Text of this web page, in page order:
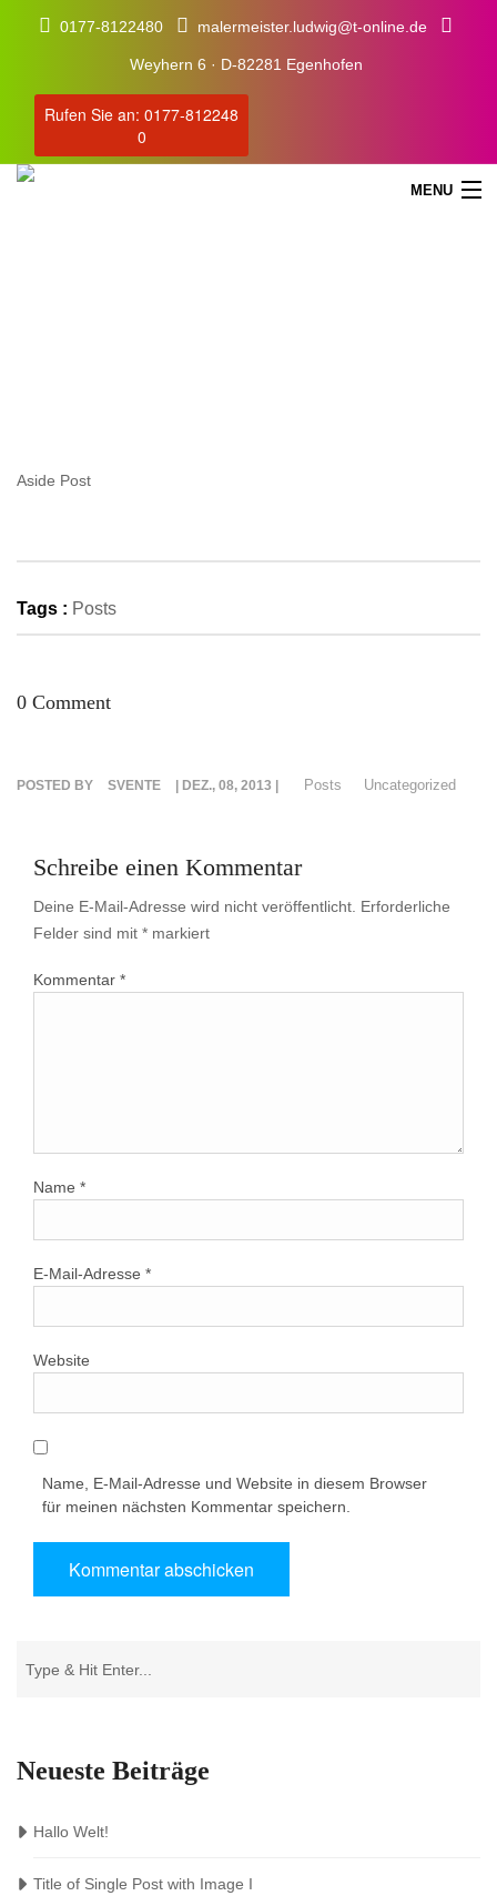
0177-8122480 malermeister.ludwig@t-online.de
Weyhern 6 · D-82281 Egenhofen
Rufen Sie an: 0177-812248
0
MENU
ÜBER UNS
REFERENZEN
KONTAKT
Aside Post
Tags : Posts
0 Comment
POSTED BY SVENTE | DEZ., 08, 2013 | Posts Uncategorized
Schreibe einen Kommentar
Deine E-Mail-Adresse wird nicht veröffentlicht. Erforderliche
Felder sind mit * markiert
Kommentar *
Name *
E-Mail-Adresse *
Website
Name, E-Mail-Adresse und Website in diesem Browser
für meinen nächsten Kommentar speichern.
Neueste Beiträge
Hallo Welt!
Title of Single Post with Image I